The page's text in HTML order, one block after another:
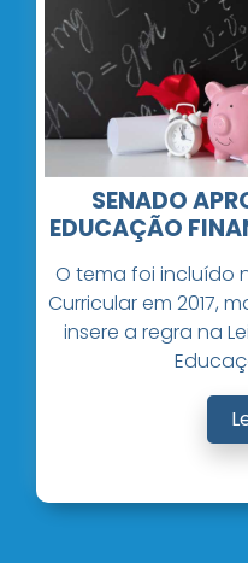
SENADO
EDUCAÇÃO
O tema foi incluído
Curricular em 2017,
insere a regra na